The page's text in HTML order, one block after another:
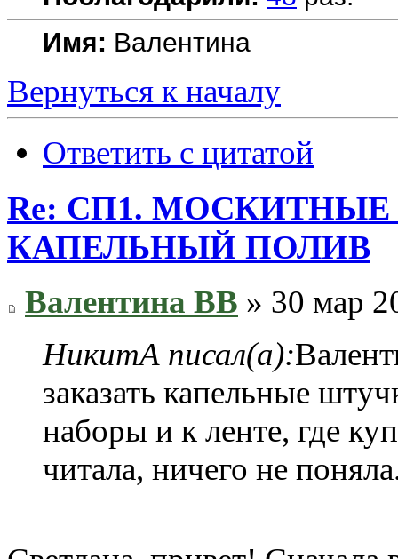
Имя: Валентина
Вернуться к началу
Ответить с цитатой
Re: СП1.
КАПЕЛЬНЫЙ ПОЛИВ
Валентина ВВ » 30 мар
НикитА писал(а):
заказать капельные
наборы и к ленте, где
читала, ничего не